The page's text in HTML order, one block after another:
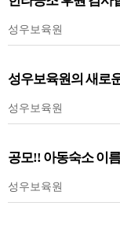
성우보육원
성우보육원의 새로
성우보육원
공모!! 아동숙소 이
성우보육원